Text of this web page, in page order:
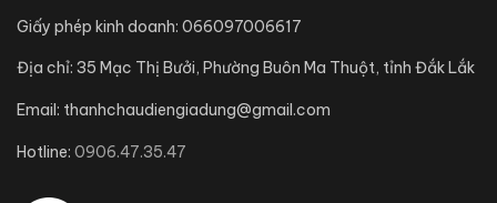
Giấy phép kinh doanh: 066097006617
Địa chỉ: 35 Mạc Thị Bưởi, Phường Buôn Ma Thuột, tỉnh Đắk Lắk
Email: thanhchaudiengiadung@gmail.com
Hotline: 0906.47.35.47